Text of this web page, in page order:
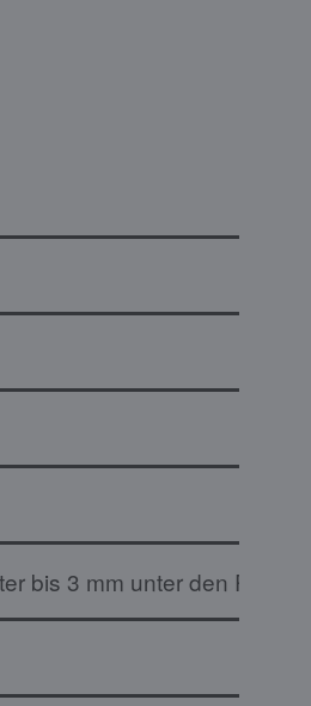
bis 3 mm unter den Rand: